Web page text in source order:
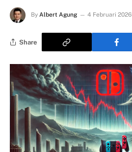
By Albert Agung 4 Februari 2026
Share